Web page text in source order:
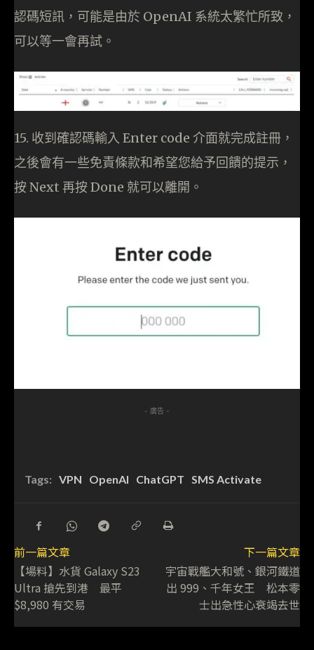
認碼短訊，可能是由於 OpenAI 系統太繁忙所致，
可以等一會再試。
15. 收到確認碼輸入 Enter code 介面就完成註冊，
之後會有一些免責條款和希望您給予回饋的提示，
按 Next 再按 Done 就可以離開。
- 廣告 -
Tags: VPN OpenAI ChatGPT SMS Activate
前一篇文章
【場料】水貨 Galaxy S23
Ultra 搶先到港 最平
$8,980 有交易
下一篇文章
宇宙戰艦大和號、銀河鐵道
出 999、千年女王 松本零
士出急性心衰竭去世